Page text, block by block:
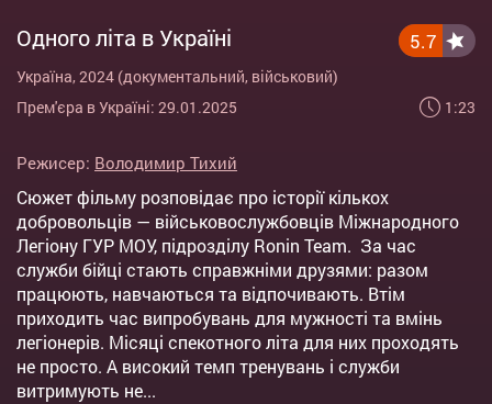
Одного літа в Україні
Україна, 2024 (документальний, військовий)
Прем'єра в Україні: 29.01.2025
5.7
1:23
Режисер: Володимир Тихий
Сюжет фільму розповідає про історії кількох
добровольців — військовослужбовців Міжнародного
Легіону ГУР МOУ, підрозділу Ronin Team. За час
служби бійці стають справжніми друзями: разом
працюють, навчаються та відпочивають. Втім
приходить час випробувань для мужності та вмінь
легіонерів. Місяці спекотного літа для них проходять
не просто. А високий темп тренувань і служби
витримують не...